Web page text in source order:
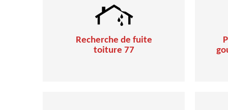
Recherche de fuite
toiture 77